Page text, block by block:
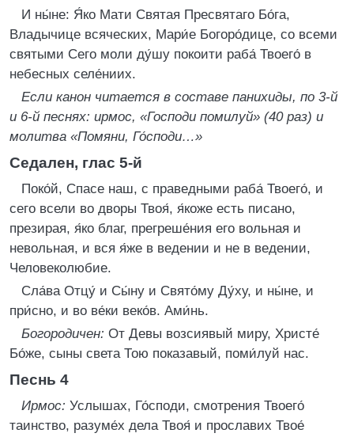
И ны́не: Я́ко Мати Святая Пресвятаго Бо́га,
Владычице всяческих, Мари́е Богоро́дице, со всеми
святыми Сего моли ду́шу покоити раба́ Твоего́ в
небесных селе́ниих.
Если канон читается в составе панихиды, по 3-й
и 6-й песнях: ирмос, «Господи помилуй» (40 раз) и
молитва «Помяни, Го́споди…»
Седален, глас 5-й
Поко́й, Спасе наш, с праведными раба́ Твоего́, и
сего всели во дворы Твоя́, я́коже есть писано,
презирая, я́ко благ, прегреше́ния его вольная и
невольная, и вся я́же в ведении и не в ведении,
Человеколюбие.
Сла́ва Отцу́ и Сы́ну и Свято́му Ду́ху, и ны́не, и
при́сно, и во ве́ки веко́в. Ами́нь.
Богородичен: От Девы возсиявый миру, Христе́
Бо́же, сыны света Тою показавый, поми́луй нас.
Песнь 4
Ирмос: Услышах, Го́споди, смотрения Твоего́
таинство, разуме́х дела Твоя́ и прославих Твое́